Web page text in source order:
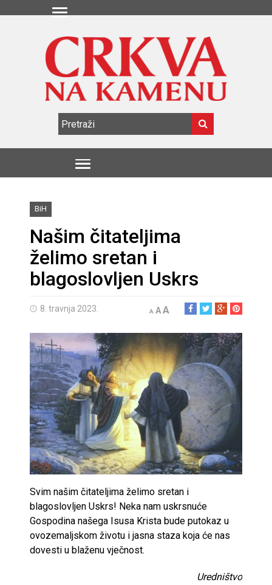
BiH
Našim čitateljima
želimo sretan i
blagoslovljen Uskrs
8. travnja 2023. A AA
Svim našim čitateljima želimo sretan i
blagoslovljen Uskrs! Neka nam uskrsnuće
Gospodina našega Isusa Krista bude putokaz u
ovozemaljskom životu i jasna staza koja će nas
dovesti u blaženu vječnost.
Uredništvo